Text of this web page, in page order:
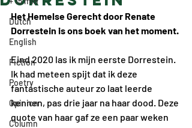
Dutch
English
Fiction
Poetry
Opinion
Column
Het Hemelse Gerecht door Renate
Dorrestein is ons boek van het moment.
Eind 2020 las ik mijn eerste Dorrestein.
Ik had meteen spijt dat ik deze
fantastische auteur zo laat leerde
kennen, pas drie jaar na haar dood. Deze
quote van haar gaf ze een paar weken